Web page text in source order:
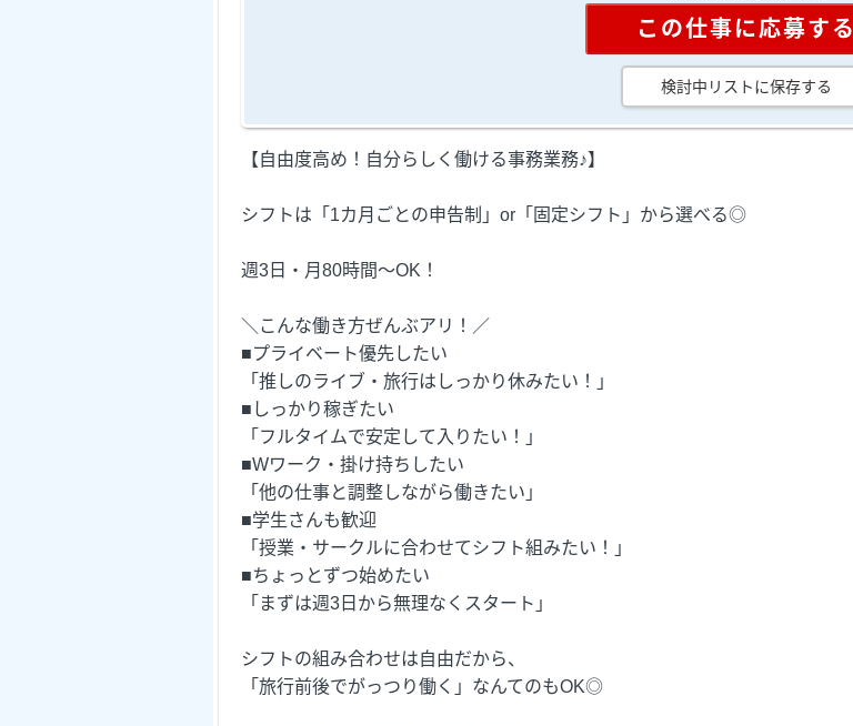
この仕事に応募する
検討中リストに保存する
【自由度高め！自分らしく働ける事務業務♪】
シフトは「1カ月ごとの申告制」or「固定シフト」から選べる◎
週3日・月80時間～OK！
＼こんな働き方ぜんぶアリ！／
■プライベート優先したい
「推しのライブ・旅行はしっかり休みたい！」
■しっかり稼ぎたい
「フルタイムで安定して入りたい！」
■Wワーク・掛け持ちしたい
「他の仕事と調整しながら働きたい」
■学生さんも歓迎
「授業・サークルに合わせてシフト組みたい！」
■ちょっとずつ始めたい
「まずは週3日から無理なくスタート」
シフトの組み合わせは自由だから、
「旅行前後でがっつり働く」なんてのもOK◎